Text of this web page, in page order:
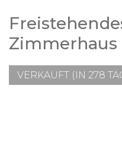
Zimmerhaus
VERKAUFT (IN 278